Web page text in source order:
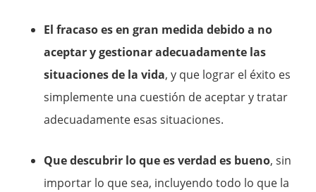
El fracaso es en gran medida debido a no
aceptar y gestionar adecuadamente las
situaciones de la vida, y que lograr el éxito es
simplemente una cuestión de aceptar y tratar
adecuadamente esas situaciones.
Que descubrir lo que es verdad es bueno, sin
importar lo que sea, incluyendo todo lo que la